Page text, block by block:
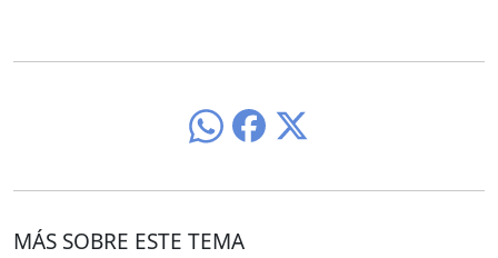
MÁS SOBRE ESTE TEMA